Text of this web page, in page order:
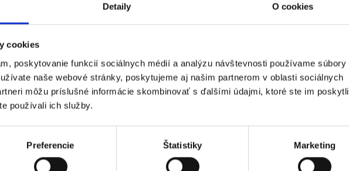
Detaily O cookies
cookies
poskytovanie funkcií sociálnych médií a analýzu návštevnosti používame súbory
naše webové stránky, poskytujeme aj našim partnerom v oblasti sociálnych
môžu príslušné informácie skombinovať s ďalšími údajmi, ktoré ste im poskytli
používali ich služby.
Preferencie Štatistiky Marketing
výsledky